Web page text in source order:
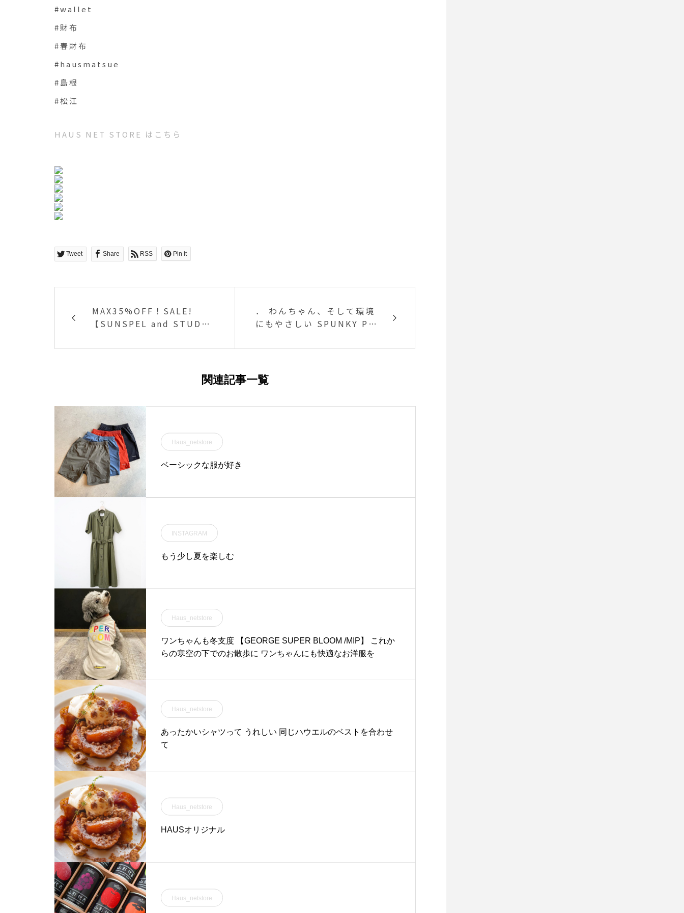
#wallet
#財布
#春財布
#hausmatsue
#島根
#松江
HAUS NET STORE はこちら
Tweet Share RSS Pin it
️MAX35%OFF！SALE! ️
【SUNSPEL and STUDIO
はもちろん、春夏のシーズ
． わんちゃん、そして環境
にもやさしい SPUNKY PU
ky pupのCLEANEARTH
られて
関連記事一覧
Haus_netstore
ベーシックな服が好き
INSTAGRAM
もう少し夏を楽しむ
Haus_netstore
ワンちゃんも冬支度︎ 【GEORGE SUPER BLOOM /MIP】 これか
らの寒空の下でのお散歩に ワンちゃんにも快適なお洋服を
Haus_netstore
あったかいシャツって うれしい 同じハウエルのベストを合わせ
て
Haus_netstore
HAUSオリジナル
Haus_netstore